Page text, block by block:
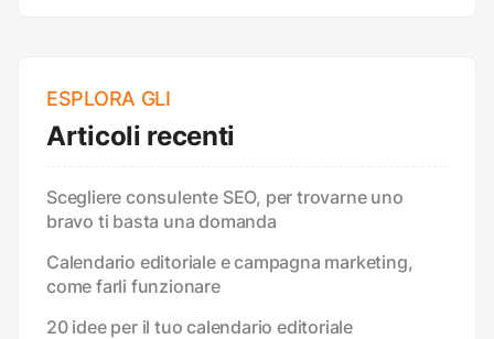
ESPLORA GLI
Articoli recenti
Scegliere consulente SEO, per trovarne uno
bravo ti basta una domanda
Calendario editoriale e campagna marketing,
come farli funzionare
20 idee per il tuo calendario editoriale